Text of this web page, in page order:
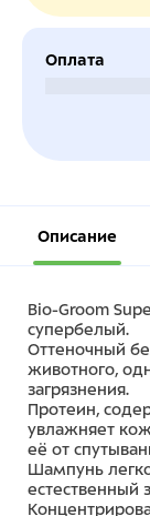
Оплата
Описание
Bio-Groom
супербелый.
Оттеночный
животного,
загрязнения.
Протеин,
увлажняет
её от
Шампунь
естественный